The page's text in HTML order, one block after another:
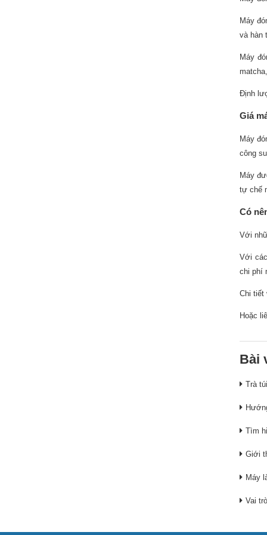
Máy
và hàn
Máy
Định
Giá
Máy
công
Máy
tự chế
Có
Với
Với
chi phí
Chi tiết
Hoặc
Bài
Trà
Tìm
Giới
Máy
Vai